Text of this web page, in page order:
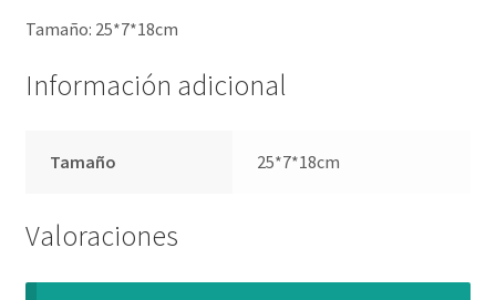
Tamaño: 25*7*18cm
Información adicional
Tamaño 25*7*18cm
Valoraciones